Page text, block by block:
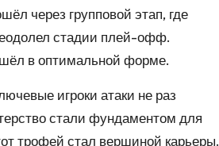
через групповой этап, где
стадии плей-офф.
в оптимальной форме.
игроки атаки не раз
стали фундаментом для
трофей стал вершиной карьеры.